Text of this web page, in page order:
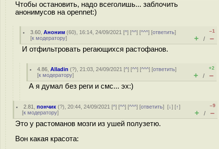
Чтобы остановить, надо всеголишь... заблочить
анонимусов на opennet:)
3.60 ,Аноним (60), 16:14, 24/09/2021 [^] [^^] [^^^] [ответить]
[к модератору]
–1
+ / –
И отфильтровать регающихся растофанов.
4.86 ,Alladin (?), 21:03, 24/09/2021 [^] [^^] [^^^] [ответить]
[к модератору]
+2
+ / –
А я думал без реги и смс... эх:)
2.81 ,пончик (?), 20:44, 24/09/2021 [^] [^^] [^^^] [ответить][↓] [↑]
[к модератору]
–9
+ / –
Это у растоманов мозги из ушей полузетю.
Вон какая красота: